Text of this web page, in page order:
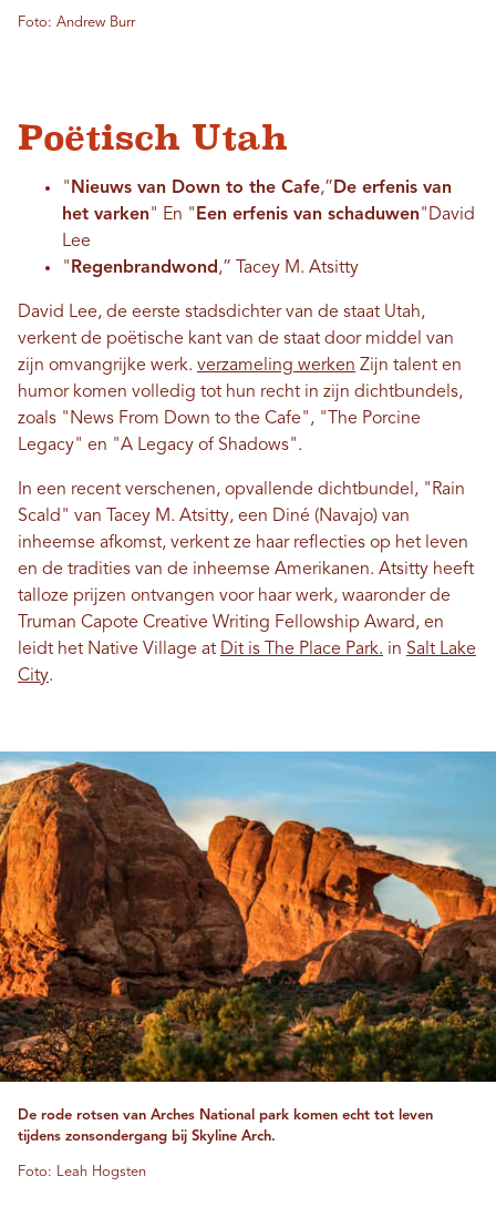
Foto: Andrew Burr
Poëtisch Utah
" Nieuws van Down to the Cafe,” De erfenis van
het varken" En " Een erfenis van schaduwen"David
Lee
" Regenbrandwond,” Tacey M. Atsitty
David Lee, de eerste stadsdichter van de staat Utah,
verkent de poëtische kant van de staat door middel van
zijn omvangrijke werk. verzameling werken Zijn talent en
humor komen volledig tot hun recht in zijn dichtbundels,
zoals "News From Down to the Cafe", "The Porcine
Legacy" en "A Legacy of Shadows".
In een recent verschenen, opvallende dichtbundel, "Rain
Scald" van Tacey M. Atsitty, een Diné (Navajo) van
inheemse afkomst, verkent ze haar reflecties op het leven
en de tradities van de inheemse Amerikanen. Atsitty heeft
talloze prijzen ontvangen voor haar werk, waaronder de
Truman Capote Creative Writing Fellowship Award, en
leidt het Native Village at Dit is The Place Park. in Salt Lake
City.
De rode rotsen van Arches National park komen echt tot leven
tijdens zonsondergang bij Skyline Arch.
Foto: Leah Hogsten